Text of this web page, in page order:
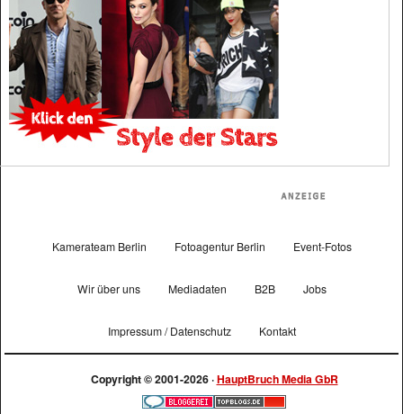
Kamerateam Berlin Fotoagentur Berlin Event-Fotos
Wir über uns Mediadaten B2B Jobs
Impressum / Datenschutz Kontakt
Copyright © 2001-2026 ·HauptBruch Media GbR